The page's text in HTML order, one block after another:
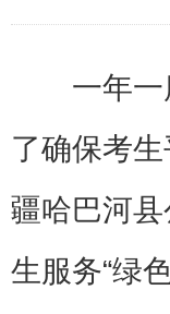
一年
了确保考
疆哈巴河
生服务“绿